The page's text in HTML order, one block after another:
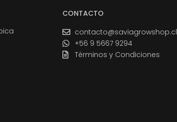
CONTACTO
contacto@saviagrowshop.cl
+56 9 5667 9294
Términos y Condiciones